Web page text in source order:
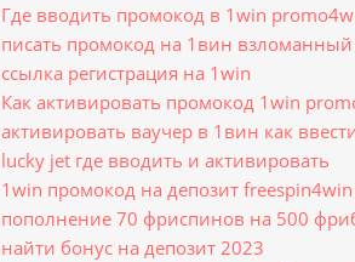
Где вводить промокод в 1win
писать промокод на 1вин взломанный
ссылка регистрация на 1win
Как активировать промокод 1win
активировать ваучер в 1вин как
lucky jet где вводить и активировать
1win промокод на депозит
пополнение 70 фриспинов на 500
найти бонус на депозит 2023